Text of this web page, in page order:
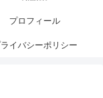
プロフィール
イバシーポリシー